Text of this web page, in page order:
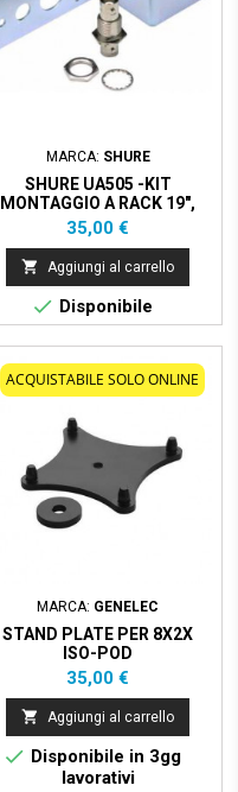
MARCA: SHURE
SHURE UA505 -KIT
MONTAGGIO A RACK 19",
SINGOLO ULXP/SLX
Prezzo
35,00 €
 Aggiungi al carrello
 Disponibile
ACQUISTABILE SOLO ONLINE
MARCA: GENELEC
STAND PLATE PER 8X2X
ISO-POD
Prezzo
35,00 €
 Aggiungi al carrello
 Disponibile in 3gg
lavorativi